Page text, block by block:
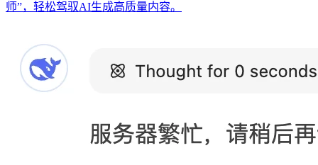
师”，轻松驾驭AI生成高质量内容。